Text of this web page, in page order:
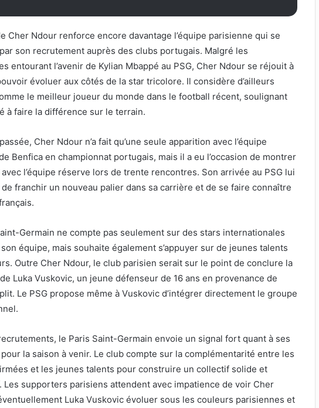
Cher Ndour renforce encore davantage l’équipe parisienne qui se
son recrutement auprès des clubs portugais. Malgré les
entourant l’avenir de Kylian Mbappé au PSG, Cher Ndour se réjouit à
évoluer aux côtés de la star tricolore. Il considère d’ailleurs
le meilleur joueur du monde dans le football récent, soulignant
à faire la différence sur le terrain.
Cher Ndour n’a fait qu’une seule apparition avec l’équipe
Benfica en championnat portugais, mais il a eu l’occasion de montrer
l’équipe réserve lors de trente rencontres. Son arrivée au PSG lui
franchir un nouveau palier dans sa carrière et de se faire connaître
Germain ne compte pas seulement sur des stars internationales
équipe, mais souhaite également s’appuyer sur de jeunes talents
Outre Cher Ndour, le club parisien serait sur le point de conclure la
Luka Vuskovic, un jeune défenseur de 16 ans en provenance de
Le PSG propose même à Vuskovic d’intégrer directement le groupe
le Paris Saint-Germain envoie un signal fort quant à ses
la saison à venir. Le club compte sur la complémentarité entre les
et les jeunes talents pour construire un collectif solide et
Les supporters parisiens attendent avec impatience de voir Cher
Luka Vuskovic évoluer sous les couleurs parisiennes et